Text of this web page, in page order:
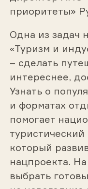
приоритеты»
Одна из задач
«Туризм и
– сделать
интереснее,
Узнать о
и форматах
помогает
туристический
который
нацпроекта.
выбрать